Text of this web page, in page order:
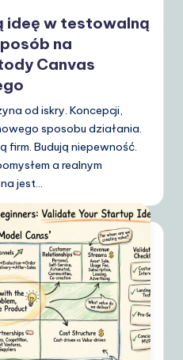
ideę w testowalną
na
Canvas
od iskry. Koncepcji,
sposobu działania.
firm. Budują niepewność.
a realnym
jest…